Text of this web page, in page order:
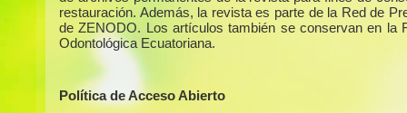
restauración. Además, la revista es parte de la Red de
de ZENODO. Los artículos también se conservan en la
Odontológica Ecuatoriana.
Política de Acceso Abierto